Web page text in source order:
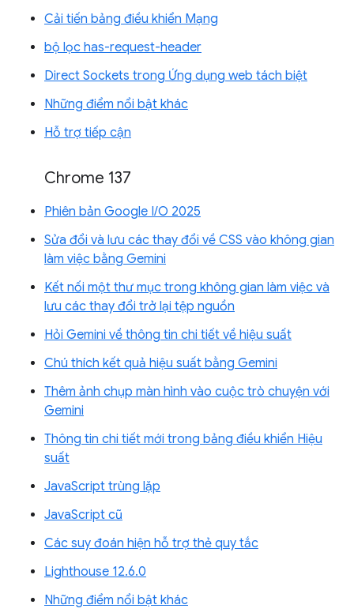
Cải tiến bảng điều khiển Mạng
bộ lọc has-request-header
Direct Sockets trong Ứng dụng web tách biệt
Những điểm nổi bật khác
Hỗ trợ tiếp cận
Chrome 137
Phiên bản Google I/O 2025
Sửa đổi và lưu các thay đổi về CSS vào không gian
làm việc bằng Gemini
Kết nối một thư mục trong không gian làm việc và
lưu các thay đổi trở lại tệp nguồn
Hỏi Gemini về thông tin chi tiết về hiệu suất
Chú thích kết quả hiệu suất bằng Gemini
Thêm ảnh chụp màn hình vào cuộc trò chuyện với
Gemini
Thông tin chi tiết mới trong bảng điều khiển Hiệu
suất
JavaScript trùng lặp
JavaScript cũ
Các suy đoán hiện hỗ trợ thẻ quy tắc
Lighthouse 12.6.0
Những điểm nổi bật khác